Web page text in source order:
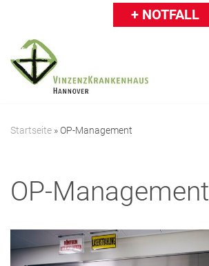
springen
+ NOTFALL
Besucher
Ärzte & Einweiser
Startseite » OP-Management
OP-Management